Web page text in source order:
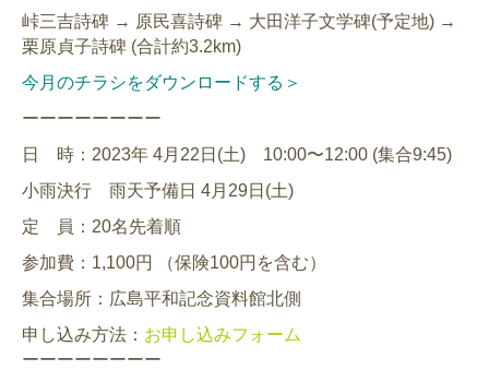
峠三吉詩碑 → 原民喜詩碑 → 大田洋子文学碑(予定地) →
栗原貞子詩碑 (合計約3.2km)
今月のチラシをダウンロードする＞
ーーーーーーーー
日 時：2023年 4⽉22⽇(土) 10:00〜12:00 (集合9:45)
小雨決行 雨天予備日 4月29日(土)
定 員：20名先着順
参加費：1,100円 （保険100円を含む）
集合場所：広島平和記念資料館北側
申し込み方法： お申し込みフォーム
ーーーーーーーー